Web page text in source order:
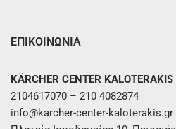
ΕΠΙΚΟΙΝΩΝΙΑ
KÄRCHER CENTER KALOTERAKIS
2104617070 – 210 4082874
info@karcher-center-kaloterakis.gr